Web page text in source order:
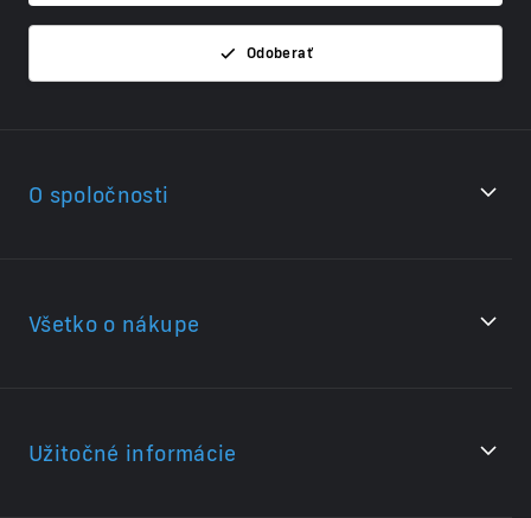
Odoberať
O spoločnosti
Všetko o nákupe
Užitočné informácie